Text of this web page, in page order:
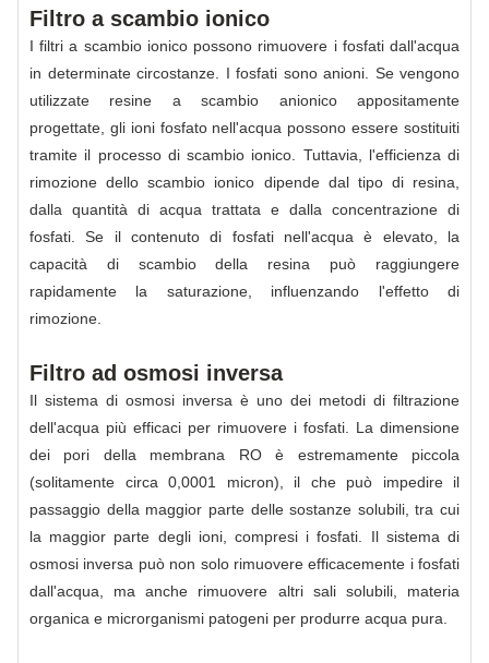
Filtro a scambio ionico
I filtri a scambio ionico possono rimuovere i fosfati dall'acqua
in determinate circostanze. I fosfati sono anioni. Se vengono
utilizzate resine a scambio anionico appositamente
progettate, gli ioni fosfato nell'acqua possono essere sostituiti
tramite il processo di scambio ionico. Tuttavia, l'efficienza di
rimozione dello scambio ionico dipende dal tipo di resina,
dalla quantità di acqua trattata e dalla concentrazione di
fosfati. Se il contenuto di fosfati nell'acqua è elevato, la
capacità di scambio della resina può raggiungere
rapidamente la saturazione, influenzando l'effetto di
rimozione.
Filtro ad osmosi inversa
Il sistema di osmosi inversa è uno dei metodi di filtrazione
dell'acqua più efficaci per rimuovere i fosfati. La dimensione
dei pori della membrana RO è estremamente piccola
(solitamente circa 0,0001 micron), il che può impedire il
passaggio della maggior parte delle sostanze solubili, tra cui
la maggior parte degli ioni, compresi i fosfati. Il sistema di
osmosi inversa può non solo rimuovere efficacemente i fosfati
dall'acqua, ma anche rimuovere altri sali solubili, materia
organica e microrganismi patogeni per produrre acqua pura.